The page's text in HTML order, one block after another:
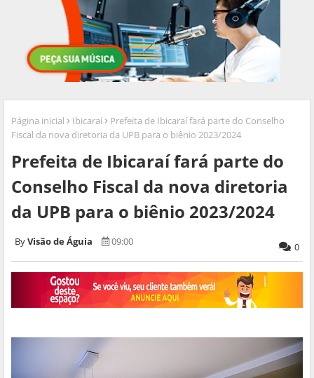
Página inicial Ibicaraí
Prefeita de Ibicaraí fará parte do Conselho
Fiscal da nova diretoria da UPB para o biênio 2023/2024
Prefeita de Ibicaraí fará parte do
Conselho Fiscal da nova diretoria
da UPB para o biênio 2023/2024
Visão de Águia 09:00 0